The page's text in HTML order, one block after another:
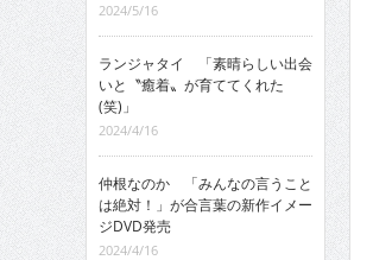
2024/5/16
ランジャタイ 「素晴らしい出会
いと〝癒着〟が育ててくれた
(笑)」
2024/4/16
仲根なのか 「みんなの言うこと
は絶対！」が合言葉の新作イメー
ジDVD発売
2024/4/16